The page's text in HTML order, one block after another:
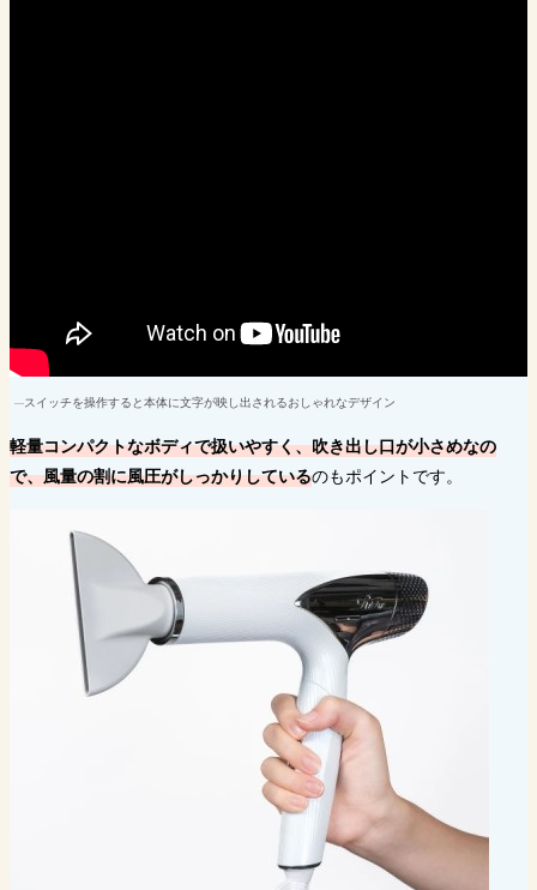
スイッチを操作すると本体に文字が映し出されるおしゃれなデザイン
軽量コンパクトなボディで扱いやすく、吹き出し口が小さめなの
で、風量の割に風圧がしっかりしているのもポイントです。